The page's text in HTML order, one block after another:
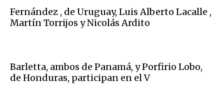
Fernández , de Uruguay, Luis Alberto Lacalle ,
Martín Torrijos y Nicolás Ardito
Barletta, ambos de Panamá, y Porfirio Lobo,
de Honduras, participan en el V